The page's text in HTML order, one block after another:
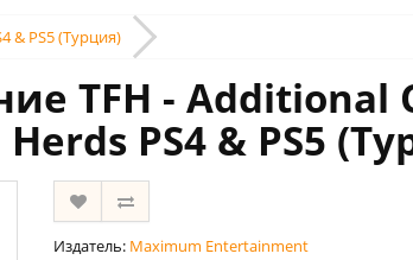
& PS5 (Турция)
TFH - Additional
PS4 & PS5
Издатель: Maximum Entertainment